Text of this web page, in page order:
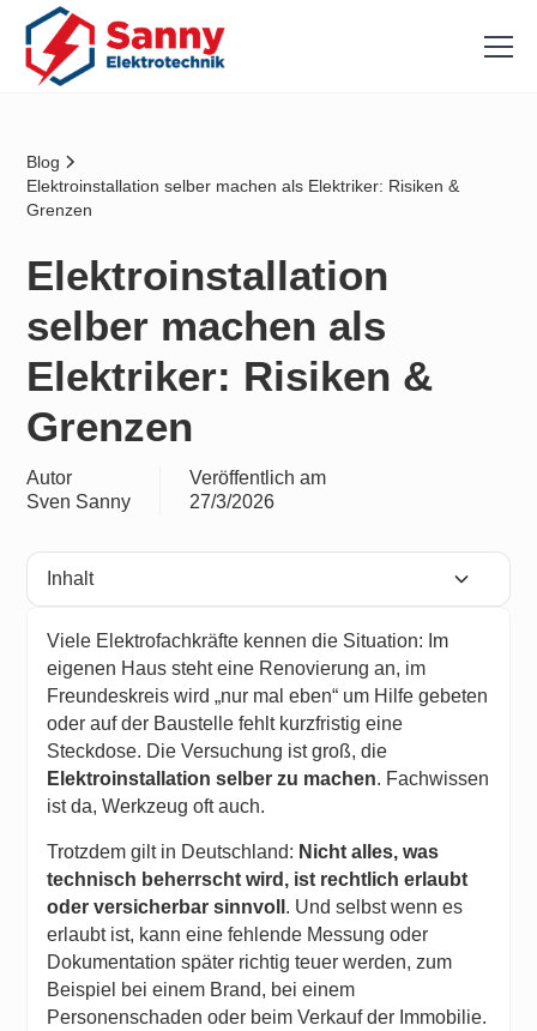
Blog
Elektroinstallation selber machen als Elektriker: Risiken &
Grenzen
Elektroinstallation
selber machen als
Elektriker: Risiken &
Grenzen
Autor
Sven Sanny
Veröffentlich am
27/3/2026
Inhalt
Viele Elektrofachkräfte kennen die Situation: Im
eigenen Haus steht eine Renovierung an, im
Freundeskreis wird „nur mal eben“ um Hilfe gebeten
oder auf der Baustelle fehlt kurzfristig eine
Steckdose. Die Versuchung ist groß, die
Elektroinstallation selber zu machen. Fachwissen
ist da, Werkzeug oft auch.
Trotzdem gilt in Deutschland: Nicht alles, was
technisch beherrscht wird, ist rechtlich erlaubt
oder versicherbar sinnvoll . Und selbst wenn es
erlaubt ist, kann eine fehlende Messung oder
Dokumentation später richtig teuer werden, zum
Beispiel bei einem Brand, bei einem
Personenschaden oder beim Verkauf der Immobilie.